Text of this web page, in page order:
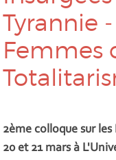
Tyrannie
Femmes
2ème colloque sur
20 et 21 mars à